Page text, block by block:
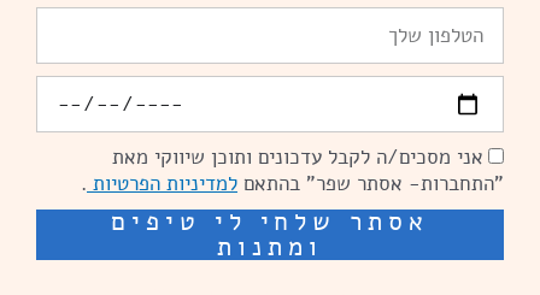
הסכמהאני מסכים/ה לקבל עדכונים ותוכן שיווקי מאת
"התחברות- אסתר שפר" בהתאם למדיניות הפרטיות .
אסתר שלחי לי טיפים
ומתנות